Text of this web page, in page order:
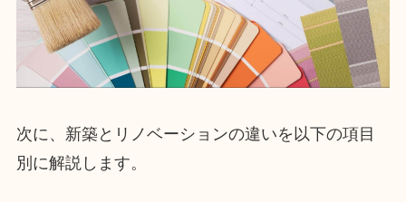
次に、新築とリノベーションの違いを以下の項目
別に解説します。